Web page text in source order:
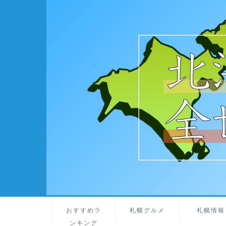
おすすめラ
ンキング
札幌グルメ 札幌情報